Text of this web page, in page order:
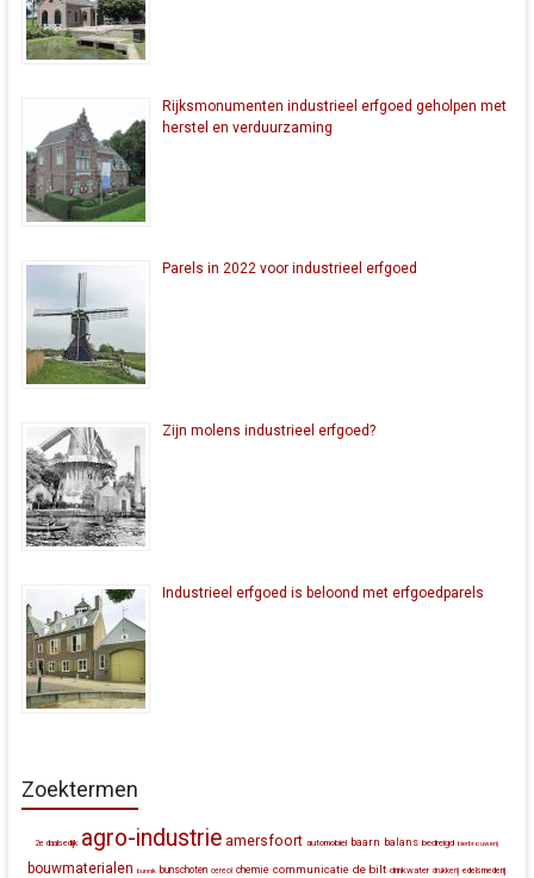
Rijksmonumenten industrieel erfgoed geholpen met
herstel en verduurzaming
Parels in 2022 voor industrieel erfgoed
Zijn molens industrieel erfgoed?
Industrieel erfgoed is beloond met erfgoedparels
Zoektermen
2e daalsedijk agro-industrie amersfoort automobiel baarn balans bedreigd bierbrouwerij
bouwmaterialen bunnik bunschoten cereol chemie communicatie de bilt drinkwater drukkerij edelsmederij